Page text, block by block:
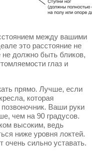
между вашими
это расстояние не
должно быть бликов,
глаз и
прямо. Лучше, если
которая
Ваши руки
чем на 90 градусов.
высоким, ведь
ниже уровня локтей.
очень сильно уставать.